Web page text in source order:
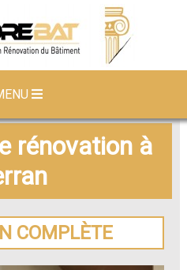
rénovation à
COMPLÈTE